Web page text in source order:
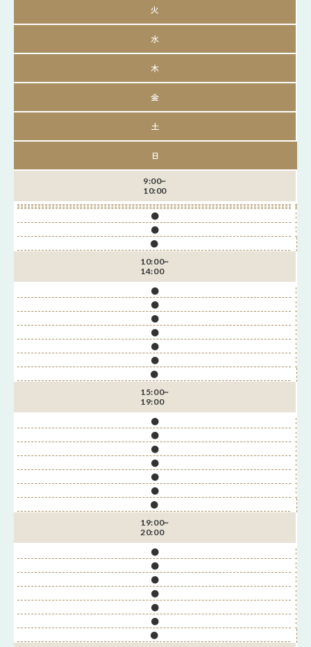
火
水
木
金
土
日
9:00~
10:00
●
●
●
10:00~
14:00
●
●
●
●
●
●
●
15:00~
19:00
●
●
●
●
●
●
●
19:00~
20:00
●
●
●
●
●
●
●